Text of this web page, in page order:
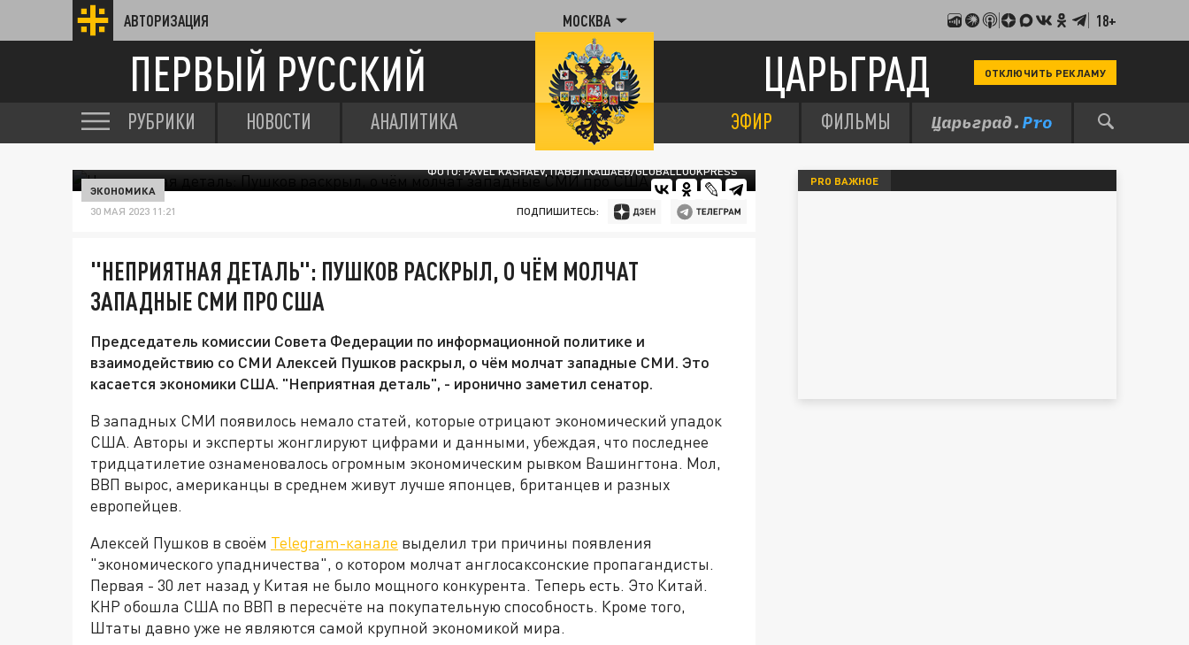
АВТОРИЗАЦИЯ МОСКВА 18+
ПЕРВЫЙ РУССКИЙ ЦАРЬГРАД ОТКЛЮЧИТЬ РЕКЛАМУ
РУБРИКИ НОВОСТИ АНАЛИТИКА ЭФИР ФИЛЬМЫ
ФОТО: PAVEL KASHAEV, ПАВЕЛ КАШАЕВ/GLOBALLOOKPRESS
ЭКОНОМИКА
30 МАЯ 2023 11:21 ПОДПИШИТЕСЬ:
"НЕПРИЯТНАЯ ДЕТАЛЬ": ПУШКОВ РАСКРЫЛ, О ЧЁМ МОЛЧАТ
ЗАПАДНЫЕ СМИ ПРО США
Председатель комиссии Совета Федерации по информационной политике и
взаимодействию со СМИ Алексей Пушков раскрыл, о чём молчат западные СМИ. Это
касается экономики США. "Неприятная деталь", - иронично заметил сенатор.
В западных СМИ появилось немало статей, которые отрицают экономический упадок
США. Авторы и эксперты жонглируют цифрами и данными, убеждая, что последнее
тридцатилетие ознаменовалось огромным экономическим рывком Вашингтона. Мол,
ВВП вырос, американцы в среднем живут лучше японцев, британцев и разных
европейцев.
Алексей Пушков в своём Telegram-канале выделил три причины появления
"экономического упадничества", о котором молчат англосаксонские пропагандисты.
Первая - 30 лет назад у Китая не было мощного конкурента. Теперь есть. Это Китай.
КНР обошла США по ВВП в пересчёте на покупательную способность. Кроме того,
Штаты давно уже не являются самой крупной экономикой мира.
PRO ВАЖНОЕ